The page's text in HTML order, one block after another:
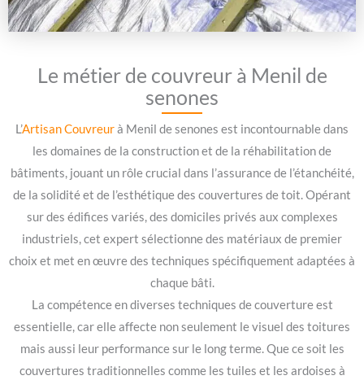
Le métier de couvreur à Menil de
senones
L’Artisan Couvreurà Menil de senones est incontournable dans
les domaines de la construction et de la réhabilitation de
bâtiments, jouant un rôle crucial dans l’assurance de l’étanchéité,
de la solidité et de l’esthétique des couvertures de toit. Opérant
sur des édifices variés, des domiciles privés aux complexes
industriels, cet expert sélectionne des matériaux de premier
choix et met en œuvre des techniques spécifiquement adaptées à
chaque bâti.
La compétence en diverses techniques de couverture est
essentielle, car elle affecte non seulement le visuel des toitures
mais aussi leur performance sur le long terme. Que ce soit les
couvertures traditionnelles comme les tuiles et les ardoises à